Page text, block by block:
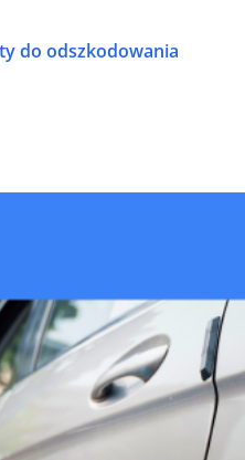
do odszkodowania